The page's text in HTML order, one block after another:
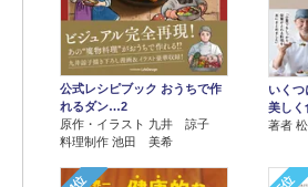
公式レシピブック おうちで作
れるダン…2
原作・イラスト 九井 諒子
料理制作 池田 美希
いくつ
美し
著者